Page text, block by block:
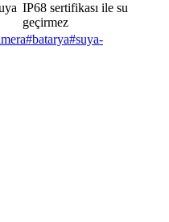
IP68 sertifikası ile su
geçirmez
#batarya#suya-